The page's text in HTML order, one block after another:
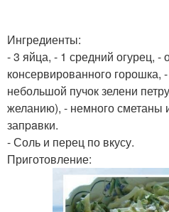
Ингредиенты:
- 3 яйца, - 1 средний огурец, -
консервированного горошка,
небольшой пучок зелени
желанию), - немного сметаны
запpaвки.
- Соль и перец по вкусу.
Приготовление: